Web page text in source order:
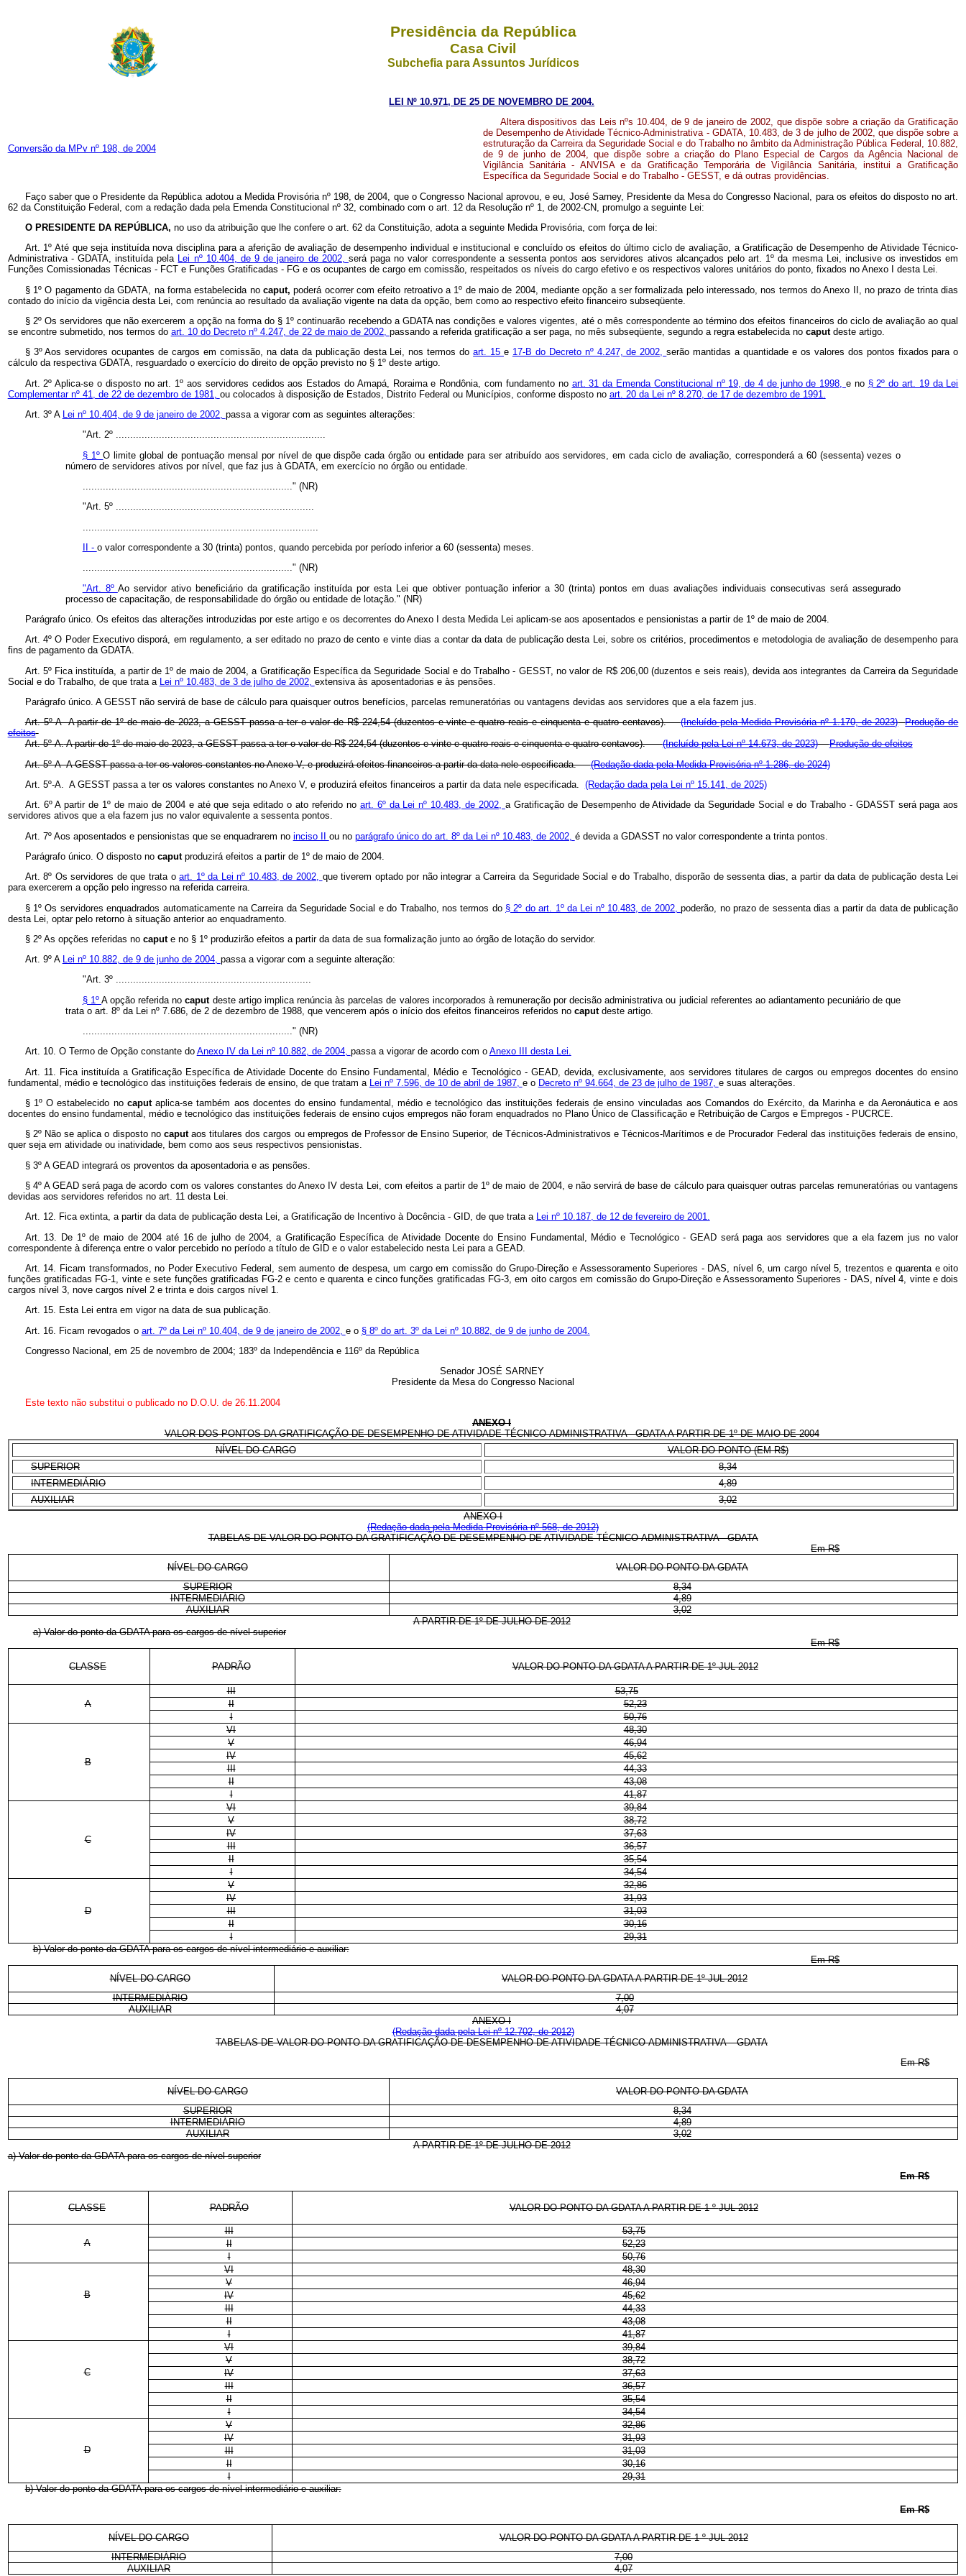
Presidência da República
Casa Civil
Subchefia para Assuntos Jurídicos
LEI Nº 10.971, DE 25 DE NOVEMBRO DE 2004.
Conversão da MPv nº 198, de 2004
Altera dispositivos das Leis nºs 10.404, de 9 de janeiro de 2002, que dispõe sobre a criação da Gratificação
de Desempenho de Atividade Técnico-Administrativa - GDATA, 10.483, de 3 de julho de 2002, que dispõe sobre a
estruturação da Carreira da Seguridade Social e do Trabalho no âmbito da Administração Pública Federal, 10.882,
de 9 de junho de 2004, que dispõe sobre a criação do Plano Especial de Cargos da Agência Nacional de
Vigilância Sanitária - ANVISA e da Gratificação Temporária de Vigilância Sanitária, institui a Gratificação
Específica da Seguridade Social e do Trabalho - GESST, e dá outras providências.
Faço saber que o Presidente da República adotou a Medida Provisória nº 198, de 2004, que o Congresso Nacional aprovou, e eu, José Sarney, Presidente da Mesa do Congresso Nacional, para os efeitos do disposto no art.
62 da Constituição Federal, com a redação dada pela Emenda Constitucional nº 32, combinado com o art. 12 da Resolução nº 1, de 2002-CN, promulgo a seguinte Lei:
O PRESIDENTE DA REPÚBLICA, no uso da atribuição que lhe confere o art. 62 da Constituição, adota a seguinte Medida Provisória, com força de lei:
Art. 1º Até que seja instituída nova disciplina para a aferição de avaliação de desempenho individual e institucional e concluído os efeitos do último ciclo de avaliação, a Gratificação de Desempenho de Atividade Técnico-
Administrativa - GDATA, instituída pela Lei nº 10.404, de 9 de janeiro de 2002, será paga no valor correspondente a sessenta pontos aos servidores ativos alcançados pelo art. 1ºda mesma Lei, inclusive os investidos em
Funções Comissionadas Técnicas - FCT e Funções Gratificadas - FG e os ocupantes de cargo em comissão, respeitados os níveis do cargo efetivo e os respectivos valores unitários do ponto, fixados no Anexo I desta Lei.
§ 1º O pagamento da GDATA, na forma estabelecida no caput,poderá ocorrer com efeito retroativo a 1º de maio de 2004, mediante opção a ser formalizada pelo interessado, nos termos do Anexo II, no prazo de trinta dias
contado do início da vigência desta Lei, com renúncia ao resultado da avaliação vigente na data da opção, bem como ao respectivo efeito financeiro subseqüente.
§ 2º Os servidores que não exercerem a opção na forma do § 1º continuarão recebendo a GDATA nas condições e valores vigentes, até o mês correspondente ao término dos efeitos financeiros do ciclo de avaliação ao qual
se encontre submetido, nos termos do art. 10 do Decreto nº 4.247, de 22 de maio de 2002, passando a referida gratificação a ser paga, no mês subseqüente, segundo a regra estabelecida no caput deste artigo.
§ 3º Aos servidores ocupantes de cargos em comissão, na data da publicação desta Lei, nos termos doart. 15 e 17-B do Decreto nº 4.247, de 2002,serão mantidas a quantidade e os valores dos pontos fixados para o
cálculo da respectiva GDATA, resguardado o exercício do direito de opção previsto no § 1º deste artigo.
Art. 2º Aplica-se o disposto no art. 1º aos servidores cedidos aos Estados do Amapá, Roraima e Rondônia, com fundamento no art. 31 da Emenda Constitucional nº 19, de 4 de junho de 1998, e no § 2º do art. 19 da Lei
Complementar nº 41, de 22 de dezembro de 1981, ou colocados à disposição de Estados, Distrito Federal ou Municípios, conforme disposto no art. 20 da Lei nº 8.270, de 17 de dezembro de 1991.
Art. 3º A
Lei nº 10.404, de 9 de janeiro de 2002, passa a vigorar com as seguintes alterações:
"Art. 2º .........................................................................
§ 1ºO limite global de pontuação mensal por nível de que dispõe cada órgão ou entidade para ser atribuído aos servidores, em cada ciclo de avaliação, corresponderá a 60 (sessenta) vezes o
número de servidores ativos por nível, que faz jus à GDATA, em exercício no órgão ou entidade.
........................................................................." (NR)
"Art. 5º .....................................................................
II - o valor correspondente a 30 (trinta) pontos, quando percebida por período inferior a 60 (sessenta) meses.
........................................................................." (NR)
"Art. 8º Ao servidor ativo beneficiário da gratificação instituída por esta Lei que obtiver pontuação inferior a 30 (trinta) pontos em duas avaliações individuais consecutivas será assegurado
processo de capacitação, de responsabilidade do órgão ou entidade de lotação." (NR)
Parágrafo único. Os efeitos das alterações introduzidas por este artigo e os decorrentes do Anexo I desta Medida Lei aplicam-se aos aposentados e pensionistas a partir de 1º de maio de 2004.
Art. 4º O Poder Executivo disporá, em regulamento, a ser editado no prazo de cento e vinte dias a contar da data de publicação desta Lei, sobre os critérios, procedimentos e metodologia de avaliação de desempenho para
fins de pagamento da GDATA.
Art. 5º Fica instituída, a partir de 1º de maio de 2004, a Gratificação Específica da Seguridade Social e do Trabalho - GESST, no valor de R$ 206,00 (duzentos e seis reais), devida aos integrantes da Carreira da Seguridade
Social e do Trabalho, de que trata a Lei nº 10.483, de 3 de julho de 2002, extensiva às aposentadorias e às pensões.
Parágrafo único. A GESST não servirá de base de cálculo para quaisquer outros benefícios, parcelas remuneratórias ou vantagens devidas aos servidores que a ela fazem jus.
Art. 5º-A A partir de 1º de maio de 2023, a GESST passa a ter o valor de R$ 224,54 (duzentos e vinte e quatro reais e cinquenta e quatro centavos).(Incluído pela Medida Provisória nº 1.170, de 2023)
Produção de
efeitos
Art. 5º-A.A partir de 1º de maio de 2023, a GESST passa a ter o valor de R$ 224,54 (duzentos e vinte e quatro reais e cinquenta e quatro centavos).(Incluído pela Lei nº 14.673, de 2023)
Produção de efeitos
Art. 5º-A A GESST passa a ter os valores constantes no Anexo V, e produzirá efeitos financeiros a partir da data nele especificada.(Redação dada pela Medida Provisória nº 1.286, de 2024)
Art. 5º-A. A GESST passa a ter os valores constantes no Anexo V, e produzirá efeitos financeiros a partir da data nele especificada. (Redação dada pela Lei nº 15.141, de 2025)
Art. 6º A partir de 1º de maio de 2004 e até que seja editado o ato referido no art. 6º da Lei nº 10.483, de 2002, a Gratificação de Desempenho de Atividade da Seguridade Social e do Trabalho - GDASST será paga aos
servidores ativos que a ela fazem jus no valor equivalente a sessenta pontos.
Art. 7º Aos aposentados e pensionistas que se enquadrarem no inciso II ou no parágrafo único do art. 8º da Lei nº 10.483, de 2002, é devida a GDASST no valor correspondente a trinta pontos.
Parágrafo único. O disposto no caput produzirá efeitos a partir de 1º de maio de 2004.
Art. 8º Os servidores de que trata oart. 1º da Lei nº 10.483, de 2002, que tiverem optado por não integrar a Carreira da Seguridade Social e do Trabalho, disporão de sessenta dias, a partir da data de publicação desta Lei
para exercerem a opção pelo ingresso na referida carreira.
§ 1º Os servidores enquadrados automaticamente na Carreira da Seguridade Social e do Trabalho, nos termos do § 2º do art. 1º da Lei nº 10.483, de 2002,poderão, no prazo de sessenta dias a partir da data de publicação
desta Lei, optar pelo retorno à situação anterior ao enquadramento.
§ 2º As opções referidas no caput e no § 1º produzirão efeitos a partir da data de sua formalização junto ao órgão de lotação do servidor.
Art. 9º A Lei nº 10.882, de 9 de junho de 2004, passa a vigorar com a seguinte alteração:
"Art. 3º ....................................................................
§ 1º A opção referida nocaput deste artigo implica renúncia às parcelas de valores incorporados à remuneração por decisão administrativa ou judicial referentes ao adiantamento pecuniário de que
trata o art. 8º da Lei nº 7.686, de 2 de dezembro de 1988, que vencerem após o início dos efeitos financeiros referidos no caput deste artigo.
........................................................................." (NR)
Art. 10. O Termo de Opção constante do Anexo IV da Lei nº 10.882, de 2004, passa a vigorar de acordo com o Anexo III desta Lei.
Art. 11. Fica instituída a Gratificação Específica de Atividade Docente do Ensino Fundamental, Médio e Tecnológico - GEAD, devida, exclusivamente, aos servidores titulares de cargos ou empregos docentes do ensino
fundamental, médio e tecnológico das instituições federais de ensino, de que tratam a
Lei nº 7.596, de 10 de abril de 1987, e o Decreto nº 94.664, de 23 de julho de 1987, e suas alterações.
§ 1º O estabelecido no caputaplica-se também aos docentes do ensino fundamental, médio e tecnológico das instituições federais de ensino vinculadas aos Comandos do Exército, da Marinha e da Aeronáutica e aos
docentes do ensino fundamental, médio e tecnológico das instituições federais de ensino cujos empregos não foram enquadrados no Plano Único de Classificação e Retribuição de Cargos e Empregos - PUCRCE.
§ 2º Não se aplica o disposto no caput aos titulares dos cargos ou empregos de Professor de Ensino Superior, de Técnicos-Administrativos e Técnicos-Marítimos e de Procurador Federal das instituições federais de ensino,
quer seja em atividade ou inatividade, bem como aos seus respectivos pensionistas.
§ 3º A GEAD integrará os proventos da aposentadoria e as pensões.
§ 4º A GEAD será paga de acordo com os valores constantes do Anexo IV desta Lei, com efeitos a partir de 1ºde maio de 2004, e não servirá de base de cálculo para quaisquer outras parcelas remuneratórias ou vantagens
devidas aos servidores referidos no art. 11 desta Lei.
Art. 12. Fica extinta, a partir da data de publicação desta Lei, a Gratificação de Incentivo à Docência - GID, de que trata a Lei nº 10.187, de 12 de fevereiro de 2001.
Art. 13. De 1º de maio de 2004 até 16 de julho de 2004, a Gratificação Específica de Atividade Docente do Ensino Fundamental, Médio e Tecnológico - GEAD será paga aos servidores que a ela fazem jus no valor
correspondente à diferença entre o valor percebido no período a título de GID e o valor estabelecido nesta Lei para a GEAD.
Art. 14. Ficam transformados, no Poder Executivo Federal, sem aumento de despesa, um cargo em comissão do Grupo-Direção e Assessoramento Superiores - DAS, nível 6, um cargo nível 5, trezentos e quarenta e oito
funções gratificadas FG-1, vinte e sete funções gratificadas FG-2 e cento e quarenta e cinco funções gratificadas FG-3, em oito cargos em comissão do Grupo-Direção e Assessoramento Superiores - DAS, nível 4, vinte e dois
cargos nível 3, nove cargos nível 2 e trinta e dois cargos nível 1.
Art. 15. Esta Lei entra em vigor na data de sua publicação.
Art. 16. Ficam revogados o art. 7º da Lei nº 10.404, de 9 de janeiro de 2002, e o § 8º do art. 3º da Lei nº 10.882, de 9 de junho de 2004.
Congresso Nacional, em 25 de novembro de 2004; 183º da Independência e 116º da República
Senador JOSÉ SARNEY
Presidente da Mesa do Congresso Nacional
Este texto não substitui o publicado no D.O.U. de 26.11.2004
ANEXO I
VALOR DOS PONTOS DA GRATIFICAÇÃO DE DESEMPENHO DE ATIVIDADE TÉCNICO-ADMINISTRATIVA - GDATA A PARTIR DE 1º DE MAIO DE 2004
NÍVEL DO CARGO
VALOR DO PONTO (EM R$)
SUPERIOR
8,34
INTERMEDIÁRIO
4,89
AUXILIAR
3,02
ANEXO I
(Redação dada pela Medida Provisória nº 568, de 2012)
TABELAS DE VALOR DO PONTO DA GRATIFICAÇÃO DE DESEMPENHO DE ATIVIDADE TÉCNICO-ADMINISTRATIVA - GDATA
Em R$
NÍVEL DO CARGO
VALOR DO PONTO DA GDATA
SUPERIOR
8,34
INTERMEDIÁRIO
4,89
AUXILIAR
3,02
A PARTIR DE 1º DE JULHO DE 2012
a) Valor do ponto da GDATA para os cargos de nível superior
Em R$
CLASSE PADRÃO VALOR DO PONTO DA GDATA A PARTIR DE 1º JUL 2012
A
III
53,75
II
52,23
I
50,76
B
VI
48,30
V
46,94
IV
45,62
III
44,33
II
43,08
I
41,87
C
VI
39,84
V
38,72
IV
37,63
III
36,57
II
35,54
I
34,54
D
V
32,86
IV
31,93
III
31,03
II
30,16
I
29,31
b) Valor do ponto da GDATA para os cargos de nível intermediário e auxiliar:
Em R$
NÍVEL DO CARGO
VALOR DO PONTO DA GDATA A PARTIR DE 1º JUL 2012
INTERMEDIÁRIO
7,00
AUXILIAR
4,07
ANEXO I
(Redação dada pela Lei nº 12.702, de 2012)
TABELAS DE VALOR DO PONTO DA GRATIFICAÇÃO DE DESEMPENHO DE ATIVIDADE TÉCNICO-ADMINISTRATIVA – GDATA
Em R$
NÍVEL DO CARGO
VALOR DO PONTO DA GDATA
SUPERIOR
8,34
INTERMEDIÁRIO
4,89
AUXILIAR
3,02
A PARTIR DE 1ºDE JULHO DE 2012
a) Valor do ponto da GDATA para os cargos de nível superior
Em R$
CLASSE PADRÃO VALOR DO PONTO DA GDATA A PARTIR DE 1 ºJUL 2012
III
53,75
A
II
52,23
I
50,76
VI
48,30
V
46,94
B
IV
45,62
III
44,33
II
43,08
I
41,87
VI
39,84
V
38,72
C
IV
37,63
III
36,57
II
35,54
I
34,54
V
32,86
IV
31,93
D
III
31,03
II
30,16
I
29,31
b) Valor do ponto da GDATA para os cargos de nível intermediário e auxiliar:
Em R$
NÍVEL DO CARGO VALOR DO PONTO DA GDATA A PARTIR DE 1 ºJUL 2012
INTERMEDIÁRIO
7,00
AUXILIAR
4,07